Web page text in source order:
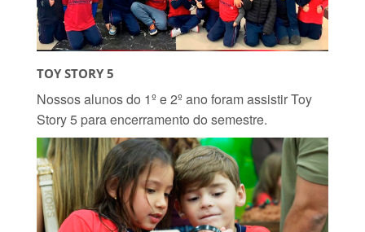
TOY STORY 5
Nossos alunos do 1º e 2º ano foram assistir Toy
Story 5 para encerramento do semestre.